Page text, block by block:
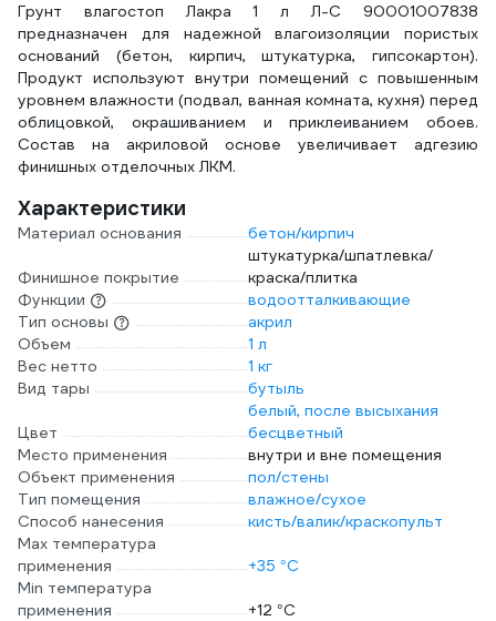
Грунт влагостоп Лакра 1 л Л-С 90001007838
предназначен для надежной влагоизоляции пористых
оснований (бетон, кирпич, штукатурка, гипсокартон).
Продукт используют внутри помещений с повышенным
уровнем влажности (подвал, ванная комната, кухня) перед
облицовкой, окрашиванием и приклеиванием обоев.
Состав на акриловой основе увеличивает адгезию
финишных отделочных ЛКМ.
Характеристики
Материал основания бетон/кирпич
Финишное покрытие
штукатурка/шпатлевка/
краска/плитка
Функции
водоотталкивающие
Тип основы
акрил
Объем
1 л
Вес нетто
1 кг
Вид тары
бутыль
Цвет
белый, после высыхания
бесцветный
Место применения
внутри и вне помещения
Объект применения
пол/стены
Тип помещения
влажное/сухое
Способ нанесения
кисть/валик/краскопульт
Max температура
применения
+35 °С
Min температура
применения
+12 °С